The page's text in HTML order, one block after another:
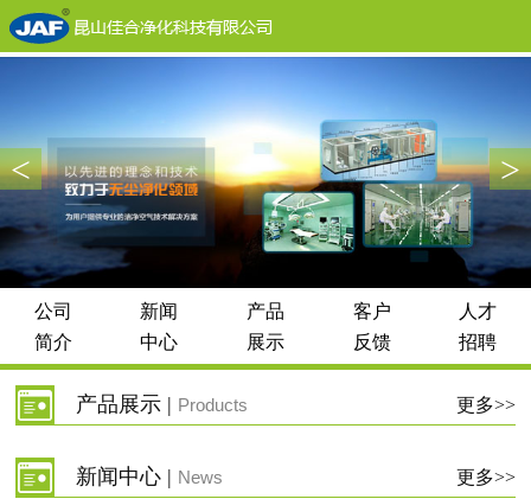
< >
公司
简介
新闻
中心
产品
展示
客户
反馈
人才
招聘
更多>>
产品展示 | Products
更多>>
新闻中心 | News